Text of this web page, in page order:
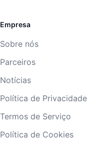
Empresa
Sobre nós
Parceiros
Notícias
Política de Privacidade
Termos de Serviço
Política de Cookies